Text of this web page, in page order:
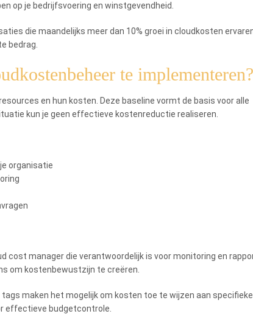
op je bedrijfsvoering en winstgevendheid.
die maandelijks meer dan 10% groei in cloudkosten
bedrag.
te implementeren?
en hun kosten. Deze baseline vormt de basis voor alle
kun je geen effectieve kostenreductie realiseren.
organisatie
cost manager die verantwoordelijk is voor monitoring en
om kostenbewustzijn te creëren.
maken het mogelijk om kosten toe te wijzen aan specifieke
effectieve budgetcontrole.